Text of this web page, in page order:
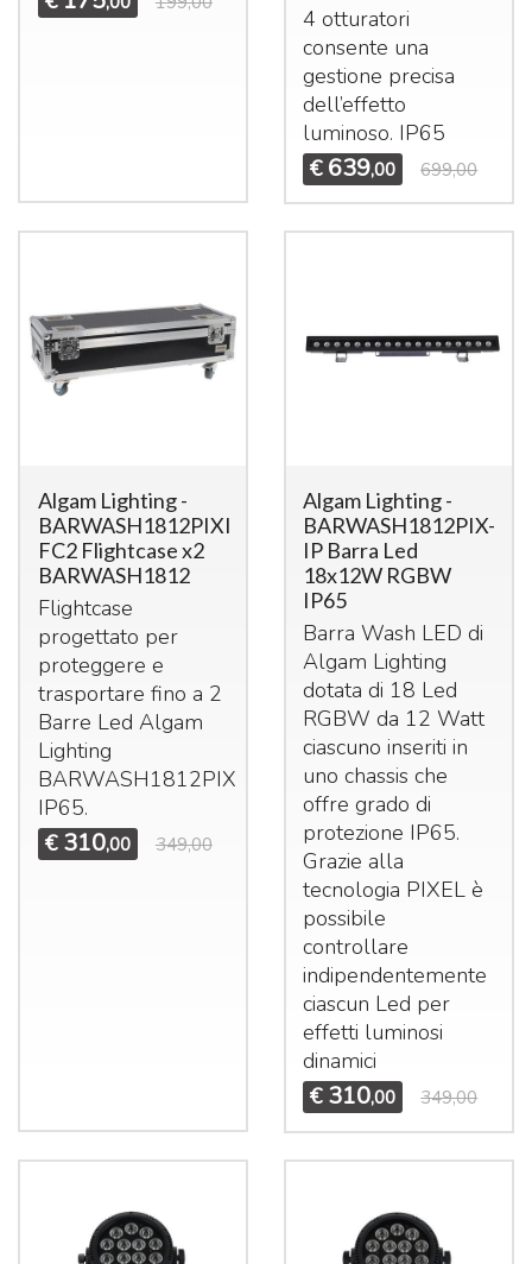
4 otturatori
consente una
gestione precisa
dell’effetto
luminoso. IP65
€ 639,00 699,00
Algam Lighting -
BARWASH1812PIXIP-
FC2 Flightcase x2
BARWASH1812
Flightcase
progettato per
proteggere e
trasportare fino a 2
Barre Led Algam
Lighting
BARWASH1812PIX
IP65.
€ 310,00 349,00
Algam Lighting -
BARWASH1812PIX-
IP Barra Led
18x12W RGBW
IP65
Barra Wash LED di
Algam Lighting
dotata di 18 Led
RGBW da 12 Watt
ciascuno inseriti in
uno chassis che
offre grado di
protezione IP65.
Grazie alla
tecnologia PIXEL è
possibile
controllare
indipendentemente
ciascun Led per
effetti luminosi
dinamici
€ 310,00 349,00